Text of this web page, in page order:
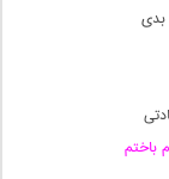
بدی
باختم